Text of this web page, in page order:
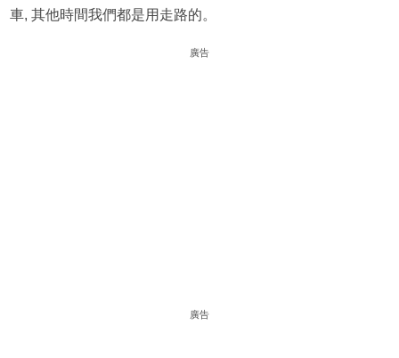
車, 其他時間我們都是用走路的。
廣告
廣告